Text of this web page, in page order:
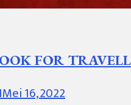
FOR
Mei 16, 2022